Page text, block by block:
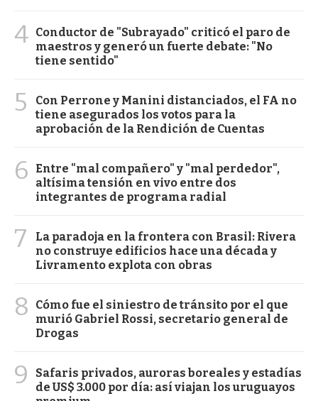
4 Conductor de "Subrayado" criticó el paro de
maestros y generó un fuerte debate: "No
tiene sentido"
5
Con Perrone y Manini distanciados, el FA no
tiene asegurados los votos para la
aprobación de la Rendición de Cuentas
6
Entre "mal compañero" y "mal perdedor",
altísima tensión en vivo entre dos
integrantes de programa radial
7
La paradoja en la frontera con Brasil: Rivera
no construye edificios hace una década y
Livramento explota con obras
8
Cómo fue el siniestro de tránsito por el que
murió Gabriel Rossi, secretario general de
Drogas
9
Safaris privados, auroras boreales y estadías
de US$ 3.000 por día: así viajan los uruguayos